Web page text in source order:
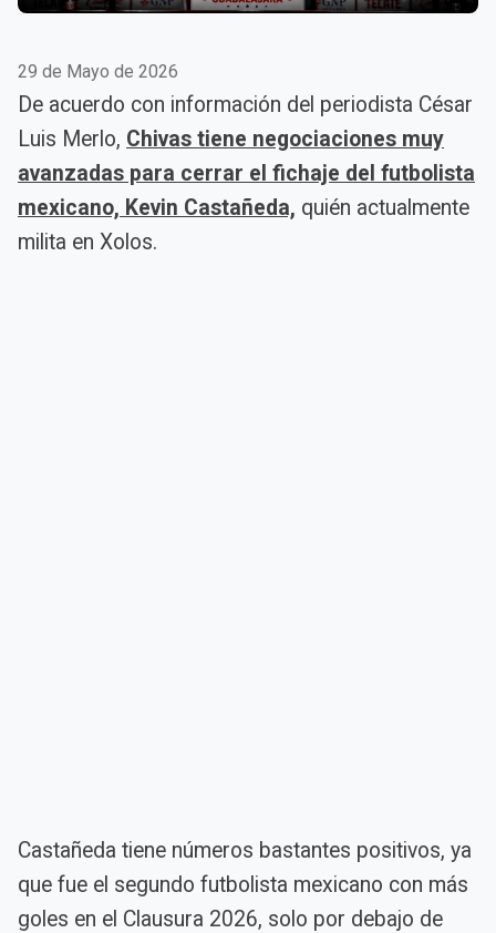
29 de Mayo de 2026
De acuerdo con información del periodista César
Luis Merlo, Chivas tiene negociaciones muy
avanzadas para cerrar el fichaje del futbolista
mexicano, Kevin Castañeda, quién actualmente
milita en Xolos.
Castañeda tiene números bastantes positivos, ya
que fue el segundo futbolista mexicano con más
goles en el Clausura 2026, solo por debajo de